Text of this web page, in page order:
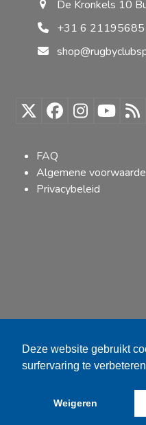
De Kronkels 10
+31 6 21195685
TwitterFacebook
Instagram
FAQ
Algemene
Privacybeleid
Copyright® Rugby Club
Bezoekadres: De Kronkels
Deze website gebruikt
surfervaring te
Weigeren